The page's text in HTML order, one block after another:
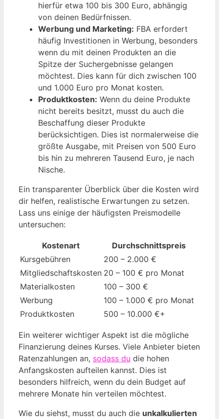
hierfür etwa 100 bis 300 Euro, abhängig
von deinen Bedürfnissen.
Werbung und Marketing: FBA erfordert
häufig Investitionen in Werbung, besonders
wenn du mit deinen Produkten an die
Spitze der Suchergebnisse gelangen
möchtest. Dies kann für dich zwischen 100
und 1.000 Euro pro Monat kosten.
Produktkosten: Wenn du deine Produkte
nicht bereits besitzt, musst du auch die
Beschaffung dieser Produkte
berücksichtigen. Dies ist normalerweise die
größte Ausgabe, mit Preisen von 500 Euro
bis hin zu mehreren Tausend Euro, je nach
Nische.
Ein transparenter Überblick über die Kosten wird
dir helfen, realistische Erwartungen zu setzen.
Lass uns einige der häufigsten Preismodelle
untersuchen:
Kostenart
Durchschnittspreis
Kursgebühren
200 – 2.000 €
Mitgliedschaftskosten 20 – 100 € pro Monat
Materialkosten
100 – 300 €
Werbung
100 – 1.000 € pro Monat
Produktkosten
500 – 10.000 €+
Ein weiterer wichtiger Aspekt ist die mögliche
Finanzierung deines Kurses. Viele Anbieter bieten
Ratenzahlungen an, sodass du die hohen
Anfangskosten aufteilen kannst. Dies ist
besonders hilfreich, wenn du dein Budget auf
mehrere Monate hin verteilen möchtest.
Wie du siehst, musst du auch die unkalkulierten